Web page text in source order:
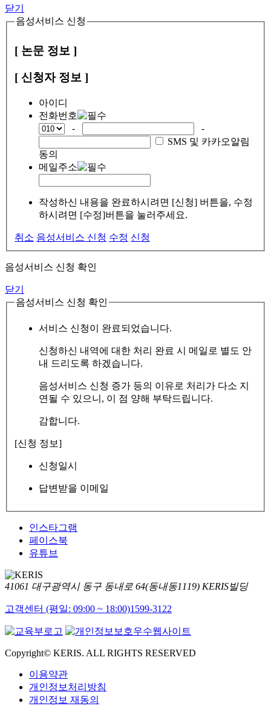
닫기
음성서비스 신청
[ 논문 정보 ]
[ 신청자 정보 ]
아이디
전화번호
-
-
SMS 및 카카오알림
동의
메일주소
작성하신 내용을 완료하시려면 [신청] 버튼을, 수정
하시려면 [수정]버튼을 눌러주세요.
취소 음성서비스 신청 수정 신청
음성서비스 신청 확인
닫기
음성서비스 신청 확인
서비스 신청이 완료되었습니다.
신청하신 내역에 대한 처리 완료 시 메일로 별도 안
내 드리도록 하겠습니다.
음성서비스 신청 증가 등의 이유로 처리가 다소 지
연될 수 있으니, 이 점 양해 부탁드립니다.
감합니다.
[신청 정보]
신청일시
답변받을 이메일
인스타그램
페이스북
유튜브
41061 대구광역시 동구 동내로 64(동내동1119) KERIS빌딩
고객센터 (평일: 09:00 ~ 18:00)1599-3122
Copyright© KERIS. ALL RIGHTS RESERVED
이용약관
개인정보처리방침
개인정보 재동의